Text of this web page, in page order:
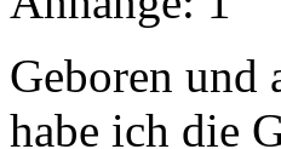
Geboren und
habe ich die